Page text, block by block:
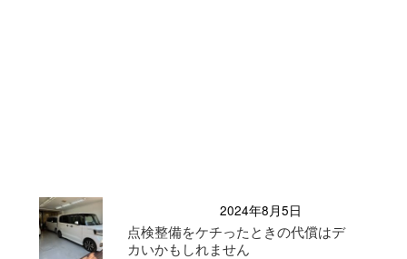
2024年8月5日
点検整備をケチったときの代償はデ
カいかもしれません